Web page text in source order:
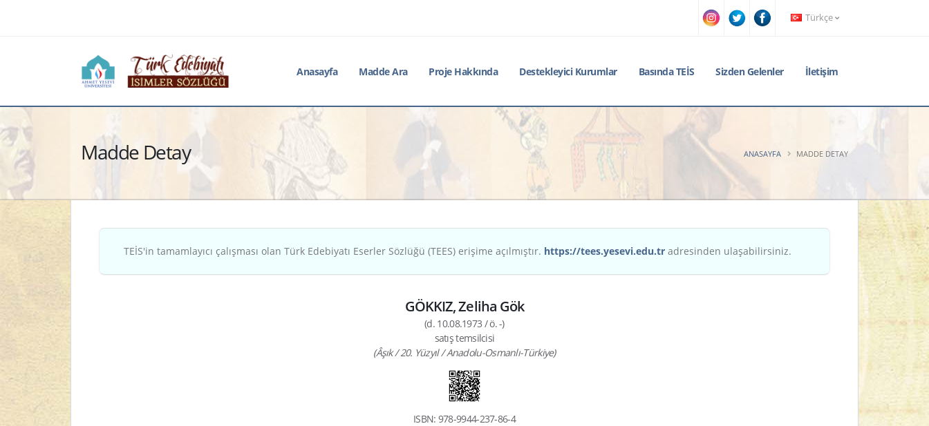
Türkçe
Anasayfa Madde Ara Proje Hakkında Destekleyici Kurumlar Basında TEİS Sizden Gelenler İletişim
Madde Detay ANASAYFA MADDE DETAY
TEİS'in tamamlayıcı çalışması olan Türk Edebiyatı Eserler Sözlüğü (TEES) erişime açılmıştır. https://tees.yesevi.edu.tr adresinden ulaşabilirsiniz.
GÖKKIZ, Zeliha Gök
(d. 10.08.1973 / ö. -)
satış temsilcisi
(Âşık / 20. Yüzyıl / Anadolu-Osmanlı-Türkiye)
ISBN: 978-9944-237-86-4